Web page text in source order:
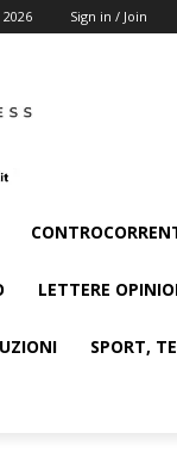
Sign in / Join
LETTERE
SPORT,